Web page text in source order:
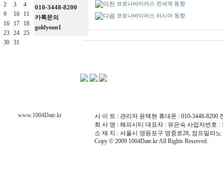
010-3448-8200
카톡문의
goldyoon1
2
3 4 5 6 7
8
9
10 11 12 13 14
16
17 18 20
23 24 25 26 27
30 31
코로나바이러스 전세계 동향
코로나바이러스 러시아 동향
사 이 트 : 관리자 윤택현 휴대폰 : 010-3448-8200
회 사 명 : 해피시티 대표자 : 유은숙 사업자번호 :
소 재 지 : 서울시 영등포구 영중로28, 점프밀라노
Copy © 2009 1004Date.kr All Rights Reserved.
www.1004Date.kr